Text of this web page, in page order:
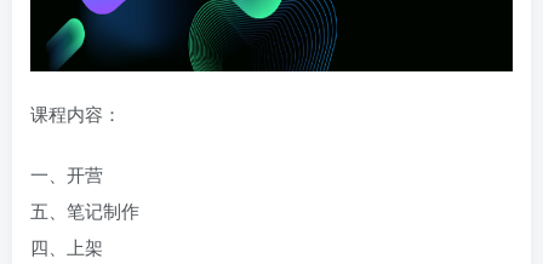
课程内容：
一、开营
五、笔记制作
四、上架